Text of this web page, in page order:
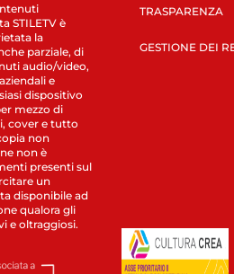
STILETV è
la
parziale, di
audio/video,
e
dispositivo
mezzo di
cover e tutto
non
non è
presenti sul
un
disponibile ad
qualora gli
e oltraggiosi.
TRASPARENZA
GESTIONE DEI